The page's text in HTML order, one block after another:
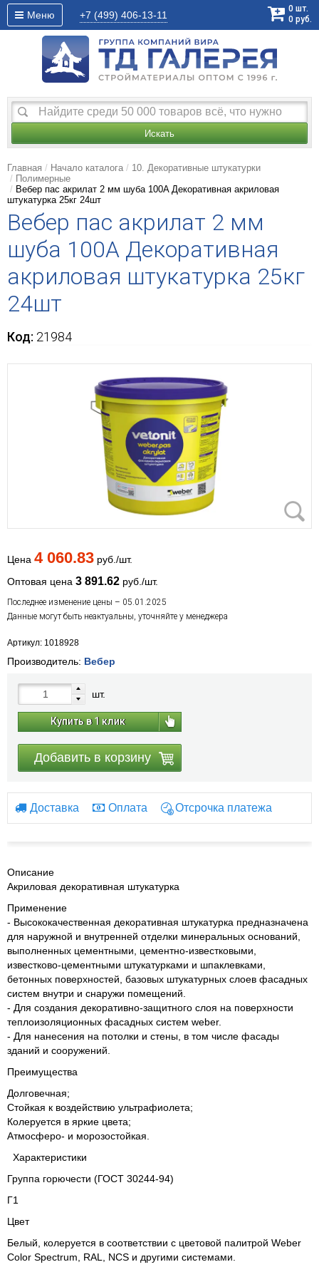
Меню +7 (499) 406-13-11
0 шт.
0 руб.
Искать
Главная Начало каталога
10. Декоративные штукатурки
Полимерные
Вебер пас акрилат 2 мм шуба 100A Декоративная акриловая
штукатурка 25кг 24шт
Вебер пас акрилат 2 мм
шуба 100A Декоративная
акриловая штукатурка 25кг
24шт
Код: 21984
Цена 4 060.83 руб./шт.
Оптовая цена 3 891.62 руб./шт.
Последнее изменение цены – 05.01.2025
Данные могут быть неактуальны, уточняйте у менеджера
Артикул: 1018928
Производитель: Вебер
шт.
Купить в 1 клик
Добавить в корзину
Доставка Оплата Отсрочка платежа
Описание
Акриловая декоративная штукатурка
Применение
- Высококачественная декоративная штукатурка предназначена
для наружной и внутренней отделки минеральных оснований,
выполненных цементными, цементно-известковыми,
известково-цементными штукатурками и шпаклевками,
бетонных поверхностей, базовых штукатурных слоев фасадных
систем внутри и снаружи помещений.
- Для создания декоративно-защитного слоя на поверхности
теплоизоляционных фасадных систем weber.
- Для нанесения на потолки и стены, в том числе фасады
зданий и сооружений.
Преимущества
Долговечная;
Стойкая к воздействию ультрафиолета;
Колеруется в яркие цвета;
Атмосферо- и морозостойкая.
Характеристики
Группа горючести (ГОСТ 30244-94)
Г1
Цвет
Белый, колеруется в соответствии с цветовой палитрой Weber
Color Spectrum, RAL, NCS и другими системами.